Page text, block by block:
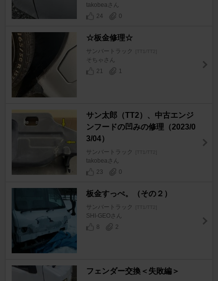
takobeaさん
24
0
☆板金修理☆
サンバートラック [TT1/TT2]
そちゃさん
21
1
サン太郎（TT2）、中古エンジ
ンフードの凹みの修理（2023/0
3/04）
サンバートラック [TT1/TT2]
takobeaさん
23
0
板金すっぺ。（その２）
サンバートラック [TT1/TT2]
SHI-GEOさん
8
2
フェンダー交換＜失敗編＞